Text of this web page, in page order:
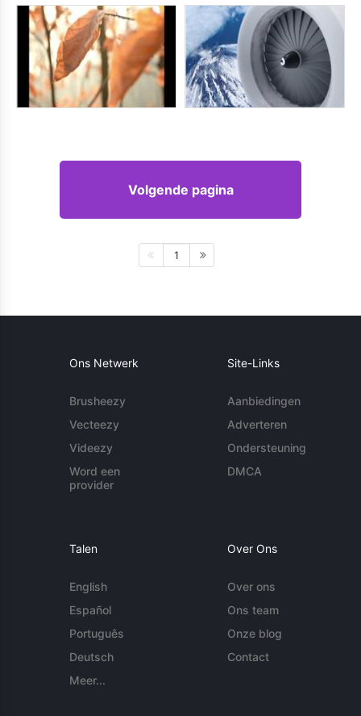
Volgende pagina
1
Ons Netwerk
Brusheezy
Vecteezy
Videezy
Word een
provider
Site-Links
Aanbiedingen
Adverteren
Ondersteuning
DMCA
Talen
English
Español
Português
Deutsch
Meer...
Over Ons
Over ons
Ons team
Onze blog
Contact